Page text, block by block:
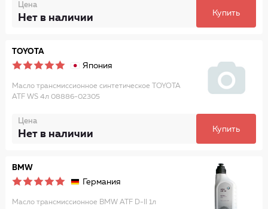
Цена
Нет в наличии Купить
TOYOTA
Япония
Масло трансмиссионное синтетическое TOYOTA
ATF WS 4л 08886-02305
Цена
Нет в наличии Купить
BMW
Германия
Масло трансмиссионное BMW ATF D-II 1л